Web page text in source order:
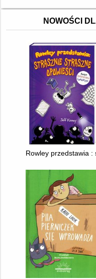
NOWOŚCI
Rowley przedstawia